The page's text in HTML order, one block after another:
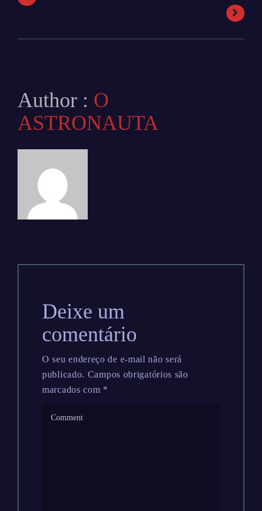
Author : O
ASTRONAUTA
Deixe um
comentário
O seu endereço de e-mail não será
publicado. Campos obrigatórios são
marcados com *